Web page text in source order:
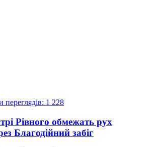
переглядів: 1 228
Рівного обмежать рух
Благодійний забіг